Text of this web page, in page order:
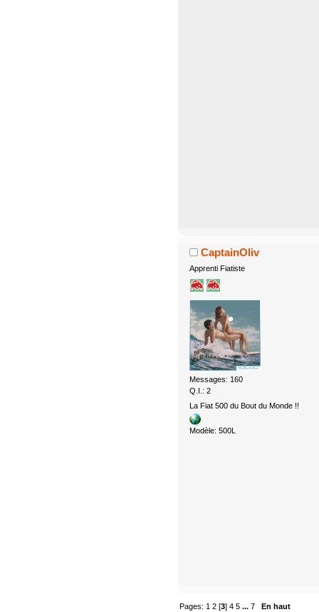
CaptainOliv
Apprenti Fiatiste
Messages: 160
Q.I.: 2
La Fiat 500 du Bout du Monde !!
Modèle: 500L
Pages: 1 2 [3]4 5 ...7 En haut